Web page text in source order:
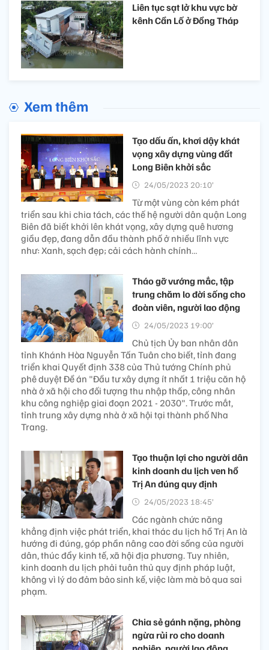
Liên tục sạt lở khu vực bờ
kênh Cần Lố ở Đồng Tháp
Xem thêm
Tạo dấu ấn, khơi dậy khát
vọng xây dựng vùng đất
Long Biên khởi sắc
24/05/2023 20:10’
Từ một vùng còn kém phát
triển sau khi chia tách, các thế hệ người dân quận Long
Biên đã biết khởi lên khát vọng, xây dựng quê hương
giầu đẹp, đang dẫn đầu thành phố ở nhiều lĩnh vực
như: Xanh, sạch đẹp; cải cách hành chính…
Tháo gỡ vướng mắc, tập
trung chăm lo đời sống cho
đoàn viên, người lao động
24/05/2023 19:00’
Chủ tịch Ủy ban nhân dân
tỉnh Khánh Hòa Nguyễn Tấn Tuân cho biết, tỉnh đang
triển khai Quyết định 338 của Thủ tướng Chính phủ
phê duyệt Đề án "Đầu tư xây dựng ít nhất 1 triệu căn hộ
nhà ở xã hội cho đối tượng thu nhập thấp, công nhân
khu công nghiệp giai đoạn 2021 - 2030". Trước mắt,
tỉnh trung xây dựng nhà ở xã hội tại thành phố Nha
Trang.
Tạo thuận lợi cho người dân
kinh doanh du lịch ven hồ
Trị An đúng quy định
24/05/2023 18:45’
Các ngành chức năng
khẳng định việc phát triển, khai thác du lịch hồ Trị An là
hướng đi đúng, góp phần nâng cao đời sống của người
dân, thúc đẩy kinh tế, xã hội địa phương. Tuy nhiên,
kinh doanh du lịch phải tuân thủ quy định pháp luật,
không vì lý do đảm bảo sinh kế, việc làm mà bỏ qua sai
phạm.
Chia sẻ gánh nặng, phòng
ngừa rủi ro cho doanh